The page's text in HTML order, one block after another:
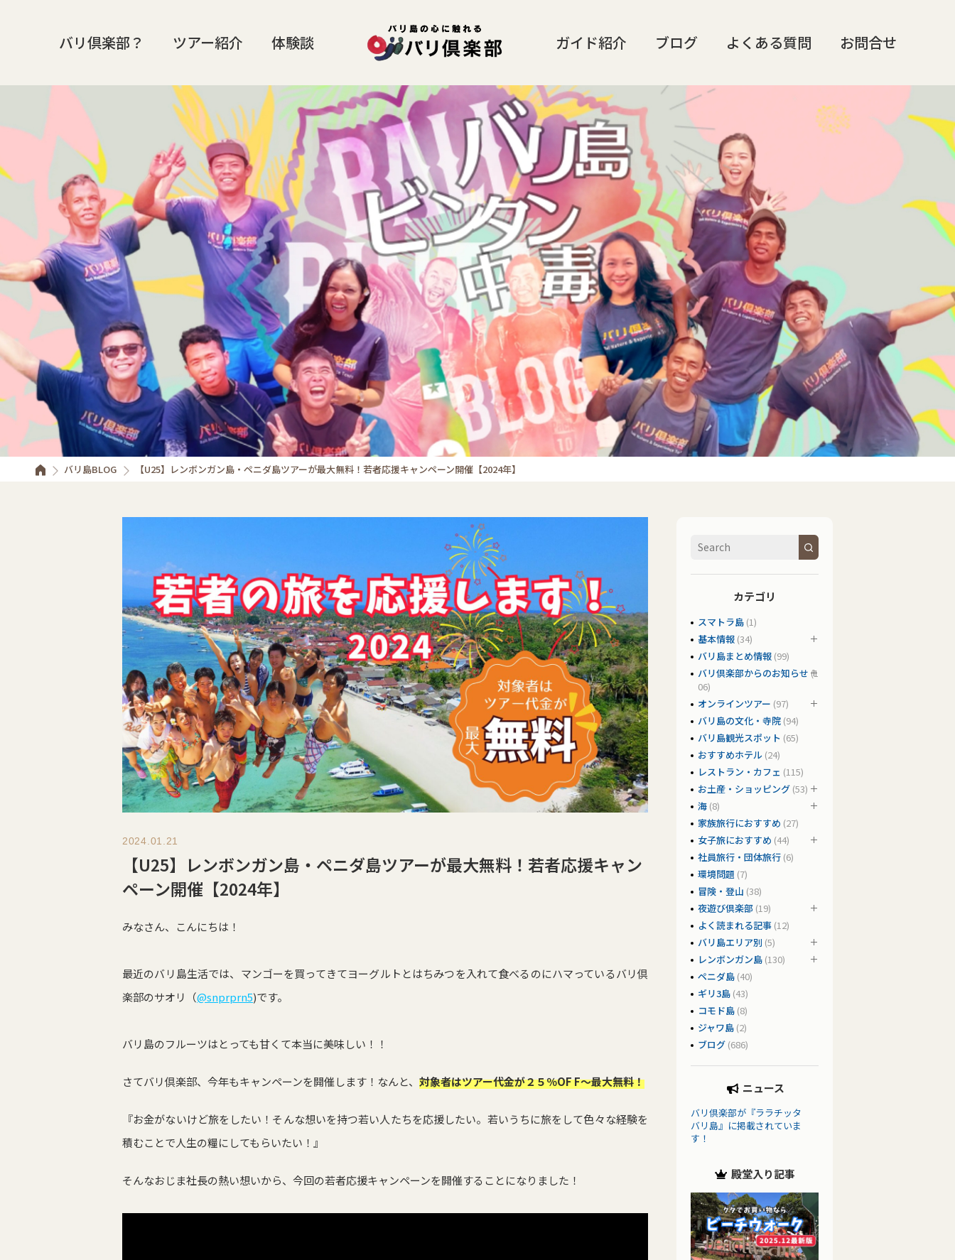
バリ倶楽部？ ツアー紹介 体験談 ガイド紹介 ブログ よくある質問 お問合せ
バリ島BLOG 【U25】レンボンガン島・ペニダ島ツアーが最大無料！若者応援キャンペーン開催【2024年】
2024.01.21
【U25】レンボンガン島・ペニダ島ツアーが最大無料！若者応援キャン
ペーン開催【2024年】
みなさん、こんにちは！
最近のバリ島生活では、マンゴーを買ってきてヨーグルトとはちみつを入れて食べるのにハマっているバリ倶
楽部のサオリ（@snprprn5)です。
バリ島のフルーツはとっても甘くて本当に美味しい！！
さてバリ倶楽部、今年もキャンペーンを開催します！なんと、 対象者はツアー代金が２５％OF F〜最大無料！
『お金がないけど旅をしたい！そんな想いを持つ若い人たちを応援したい。若いうちに旅をして色々な経験を
積むことで人生の糧にしてもらいたい！』
そんなおじま社長の熱い想いから、今回の若者応援キャンペーンを開催することになりました！
カテゴリ
スマトラ島 (1)
基本情報 (34)
バリ島まとめ情報 (99)
バリ倶楽部からのお知らせ (1
06)
オンラインツアー (97)
バリ島の文化・寺院 (94)
バリ島観光スポット (65)
おすすめホテル (24)
レストラン・カフェ (115)
お土産・ショッピング (53)
海 (8)
家族旅行におすすめ (27)
女子旅におすすめ (44)
社員旅行・団体旅行 (6)
環境問題 (7)
冒険・登山 (38)
夜遊び倶楽部 (19)
よく読まれる記事 (12)
バリ島エリア別 (5)
レンボンガン島 (130)
ペニダ島 (40)
ギリ3島 (43)
コモド島 (8)
ジャワ島 (2)
ブログ (686)
ニュース
バリ倶楽部が『ララチッタ
バリ島』に掲載されていま
す！
殿堂入り記事